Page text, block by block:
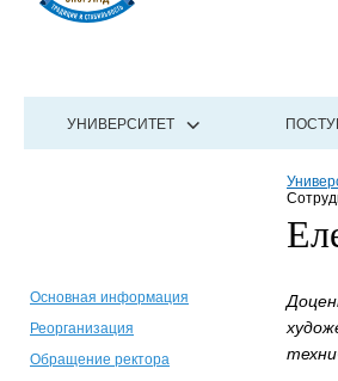
УНИВЕРСИТЕТ
Основная информация
Реорганизация
Обращение ректора